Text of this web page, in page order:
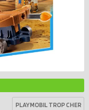
PLAYMOBIL TROP CHER